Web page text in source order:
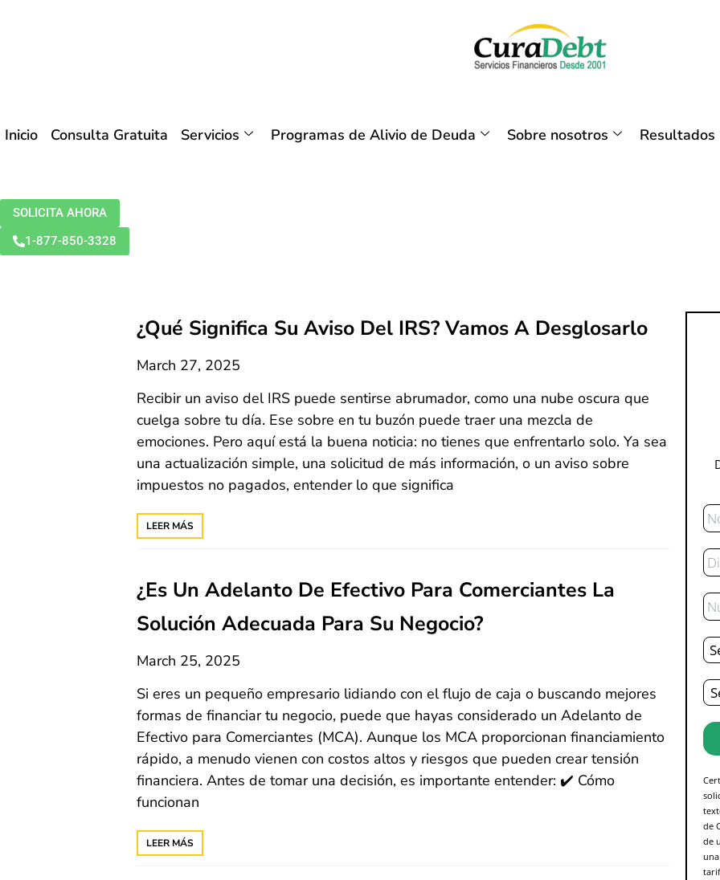
Inicio Consulta Gratuita Servicios Programas de Alivio de Deuda Sobre nosotros Resultados
SOLICITA AHORA
1-877-850-3328
de
de
¿Qué Significa Su Aviso Del IRS? Vamos A Desglosarlo
March 27, 2025
Recibir un aviso del IRS puede sentirse abrumador, como una nube oscura que
cuelga sobre tu día. Ese sobre en tu buzón puede traer una mezcla de
emociones. Pero aquí está la buena noticia: no tienes que enfrentarlo solo. Ya sea
una actualización simple, una solicitud de más información, o un aviso sobre
impuestos no pagados, entender lo que significa
LEER MÁS
¿Es Un Adelanto De Efectivo Para Comerciantes La
Solución Adecuada Para Su Negocio?
March 25, 2025
Si eres un pequeño empresario lidiando con el flujo de caja o buscando mejores
formas de financiar tu negocio, puede que hayas considerado un Adelanto de
Efectivo para Comerciantes (MCA). Aunque los MCA proporcionan financiamiento
rápido, a menudo vienen con costos altos y riesgos que pueden crear tensión
financiera. Antes de tomar una decisión, es importante entender: ✔️ Cómo
funcionan
LEER MÁS